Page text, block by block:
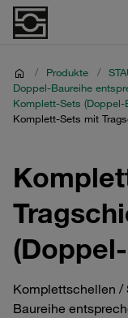
/ Produkte /
Doppel-Baureihe
Komplett-Sets (Doppel-
Komplett-Sets mit
Komplettschellen /
Baureihe